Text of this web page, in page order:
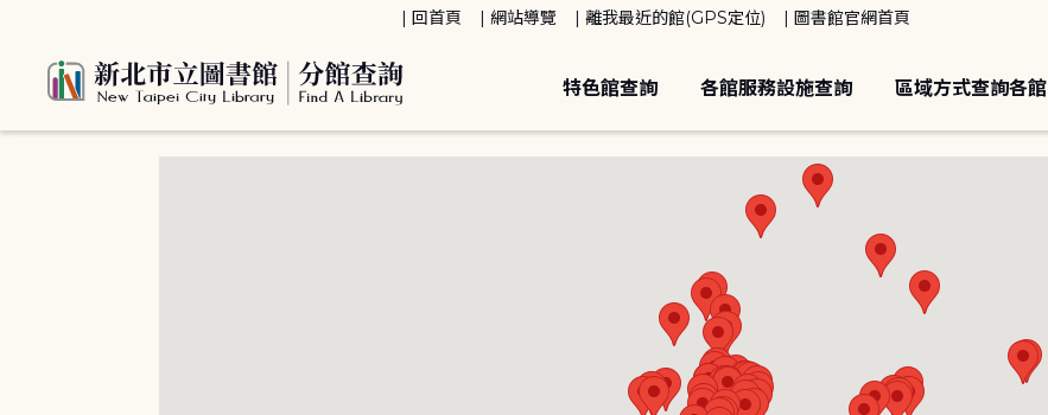
回首頁 網站導覽 離我最近的館(GPS定位) 圖書館官網首頁
特色館查詢 各館服務設施查詢 區域方式查詢各館